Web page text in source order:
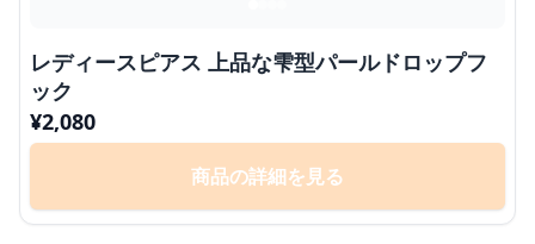
レディースピアス 上品な雫型パールドロップフ
ック
¥2,080
商品の詳細を見る